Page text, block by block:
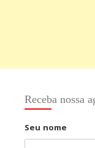
Receba nossa
Seu nome